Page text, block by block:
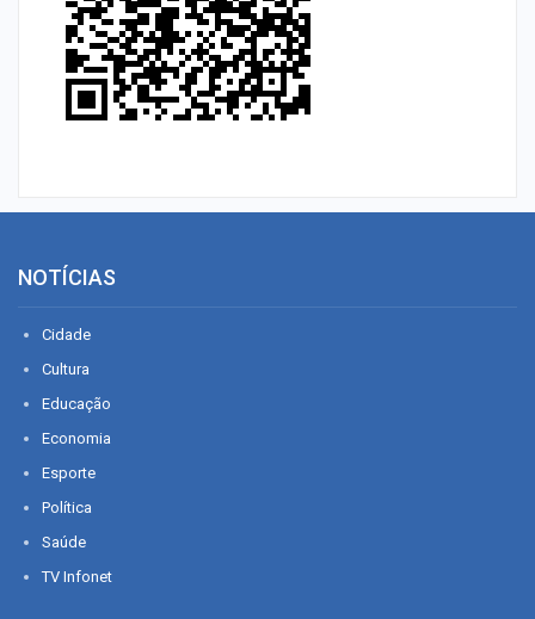
NOTÍCIAS
Cidade
Cultura
Educação
Economia
Esporte
Política
Saúde
TV Infonet